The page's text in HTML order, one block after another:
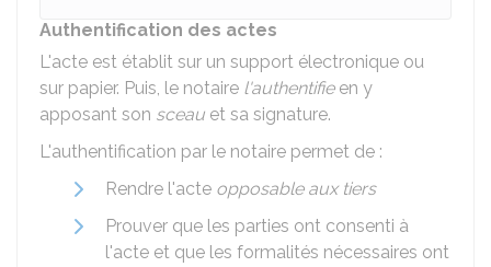
Authentification des actes
L'acte est établit sur un support électronique ou
sur papier. Puis, le notaire l'authentifieen y
apposant son sceau et sa signature.
L'authentification par le notaire permet de :
Rendre l'acte opposable aux tiers
Prouver que les parties ont consenti à
l'acte et que les formalités nécessaires ont